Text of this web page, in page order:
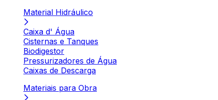
Material Hidráulico
Caixa d' Água
Cisternas e Tanques
Biodigestor
Pressurizadores de Água
Caixas de Descarga
Materiais para Obra